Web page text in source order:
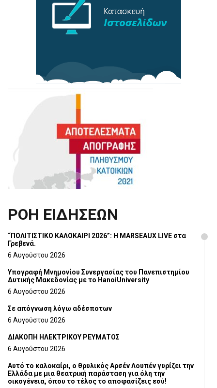
ΡΟΗ ΕΙΔΗΣΕΩΝ
“ΠΟΛΙΤΙΣΤΙΚΟ ΚΑΛΟΚΑΙΡΙ 2026”: Η MARSEAUX LIVE στα
Γρεβενά.
6 Αυγούστου 2026
Υπογραφή Μνημονίου Συνεργασίας του Πανεπιστημίου
Δυτικής Μακεδονίας με το HanoiUniversity
6 Αυγούστου 2026
Σε απόγνωση λόγω αδέσποτων
6 Αυγούστου 2026
ΔΙΑΚΟΠΗ ΗΛΕΚΤΡΙΚΟΥ ΡΕΥΜΑΤΟΣ
6 Αυγούστου 2026
Αυτό το καλοκαίρι, ο θρυλικός Αρσέν Λουπέν γυρίζει την
Ελλάδα με μια θεατρική παράσταση για όλη την
οικογένεια, όπου το τέλος το αποφασίζεις εσύ!